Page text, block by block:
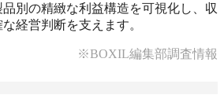
別の精緻な利益構造を可視化し、収
経営判断を支えます。
※BOXIL編集部調査情報